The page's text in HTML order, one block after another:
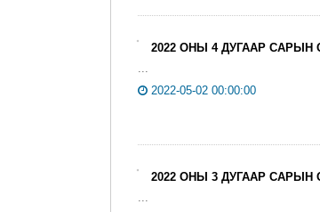
2022 ОНЫ 4 ДУГААР
...
2022-05-02 00:00:00
2022 ОНЫ 3 ДУГААР
...